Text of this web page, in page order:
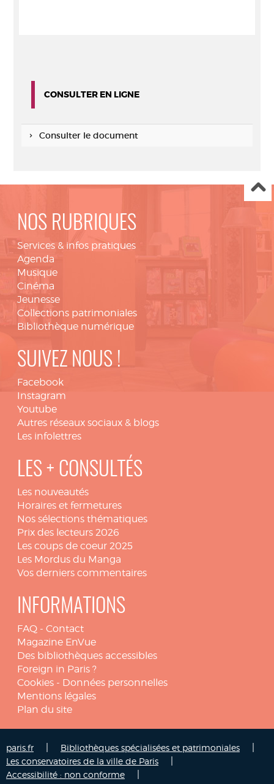
CONSULTER EN LIGNE
Consulter le document
NOS RUBRIQUES
Services & infos pratiques
Agenda
Musique
Cinéma
Jeunesse
Collections patrimoniales
Bibliothèque numérique
SUIVEZ NOUS !
Facebook
Instagram
Youtube
Autres réseaux sociaux & blogs
Les infolettres
LES + CONSULTÉS
Les nouveautés
Horaires et fermetures
Nos sélections thématiques
Prix des lecteurs 2026
Les coups de coeur 2025
Les Mordus du Manga
Vos derniers commentaires
INFORMATIONS
FAQ - Contact
Magazine EnVue
Des bibliothèques accessibles
Foreign in Paris ?
Cookies - Données personnelles
Mentions légales
Plan du site
paris.fr Bibliothèques spécialisées et patrimoniales
Les conservatoires de la ville de Paris
Accessibilité : non conforme